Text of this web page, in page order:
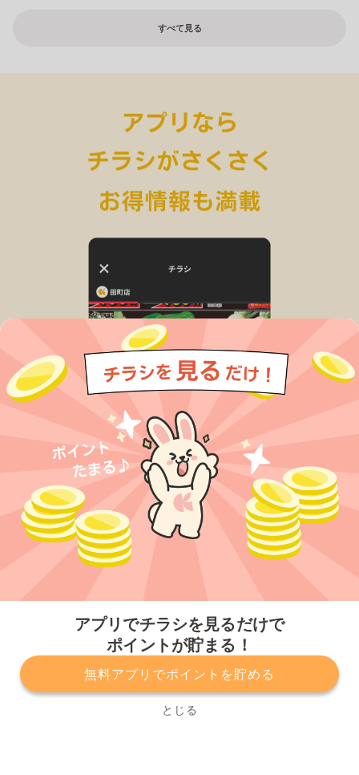
アプリでチラシを見るだけで
ポイントが貯まる！
無料アプリでポイントを貯める
とじる
すべて見る
プライバシーポリシー 利用規約
運営会社
サービスに関してのお問い合わせ